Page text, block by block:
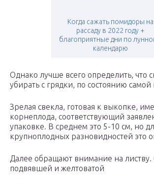
Когда сажать помидоры на
рассаду в 2022 году +
благоприятные дни по
календарю
Однако лучше всего определить, что
убирать с грядки, по состоянию самой
Зрелая свекла, готовая к выкопке,
корнеплода, соответствующий
упаковке. В среднем это 5-10 см, но
крупноплодных разновидностей это
Далее обращают внимание на листву.
подвявшей и желтоватой